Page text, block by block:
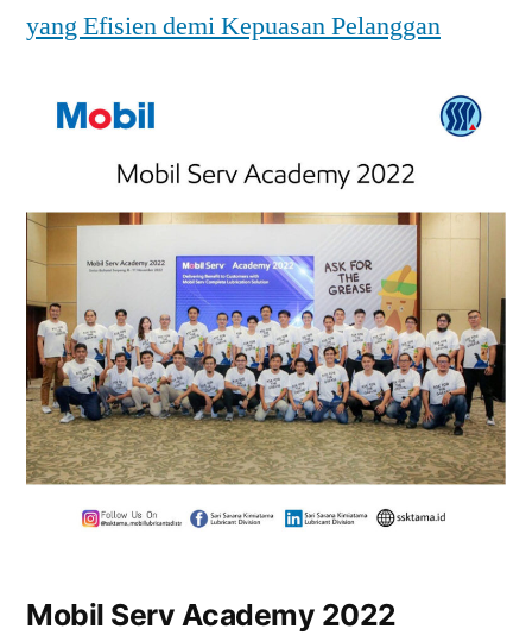
yang Efisien demi Kepuasan Pelanggan
Mobil Serv Academy 2022